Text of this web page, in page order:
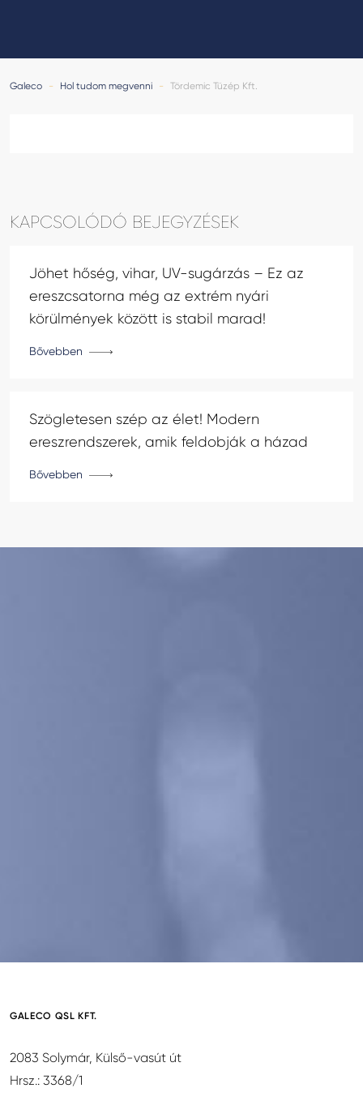
Galeco - Hol tudom megvenni - Tördemic Tüzép Kft.
KAPCSOLÓDÓ BEJEGYZÉSEK
Jöhet hőség, vihar, UV-sugárzás – Ez az
ereszcsatorna még az extrém nyári
körülmények között is stabil marad!
Bővebben
Szögletesen szép az élet! Modern
ereszrendszerek, amik feldobják a házad
Bővebben
GALECO QSL KFT.
2083 Solymár, Külső-vasút út
Hrsz.: 3368/1